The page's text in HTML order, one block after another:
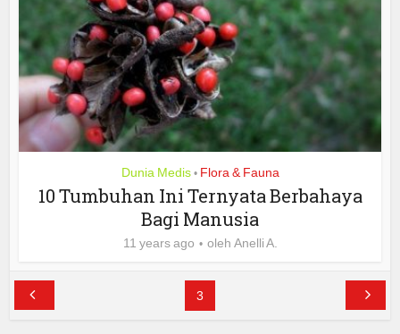
Dunia Medis • Flora & Fauna
10 Tumbuhan Ini Ternyata Berbahaya
Bagi Manusia
11 years ago oleh Anelli A.
3